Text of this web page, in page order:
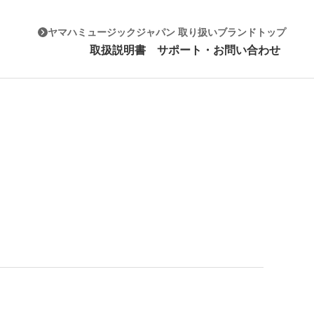
ヤマハミュージックジャパン 取り扱いブランドトップ
取扱説明書 サポート・お問い合わせ